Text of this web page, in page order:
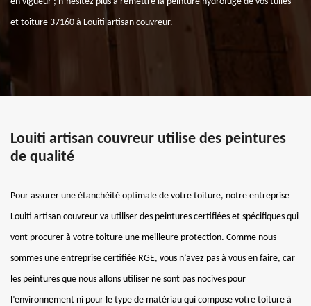
et toiture 37160 à Louiti artisan couvreur.
Louiti artisan couvreur utilise des peintures
de qualité
Pour assurer une étanchéité optimale de votre toiture, notre entreprise
Louiti artisan couvreur va utiliser des peintures certifiées et spécifiques qui
vont procurer à votre toiture une meilleure protection. Comme nous
sommes une entreprise certifiée RGE, vous n’avez pas à vous en faire, car
les peintures que nous allons utiliser ne sont pas nocives pour
l’environnement ni pour le type de matériau qui compose votre toiture à